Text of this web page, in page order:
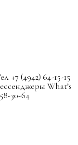
+7 (4942) 64-15-15
What’s
30-64